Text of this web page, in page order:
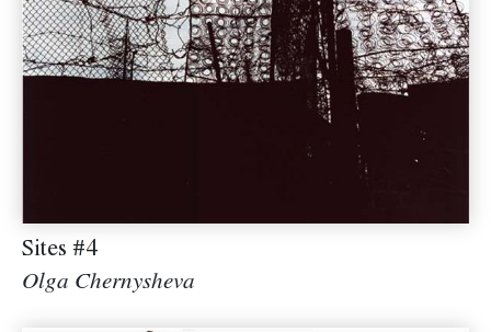
Sites #4
Olga Chernysheva